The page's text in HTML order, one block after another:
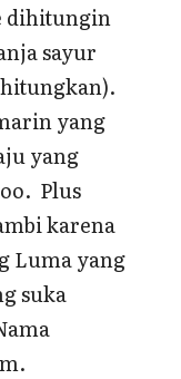
dihitungin
sayur
yang
yang
Plus
karena
Luma yang
suka